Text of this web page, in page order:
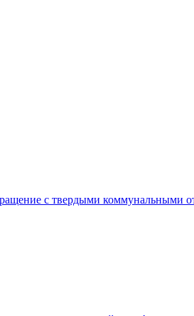
с твердыми коммунальными